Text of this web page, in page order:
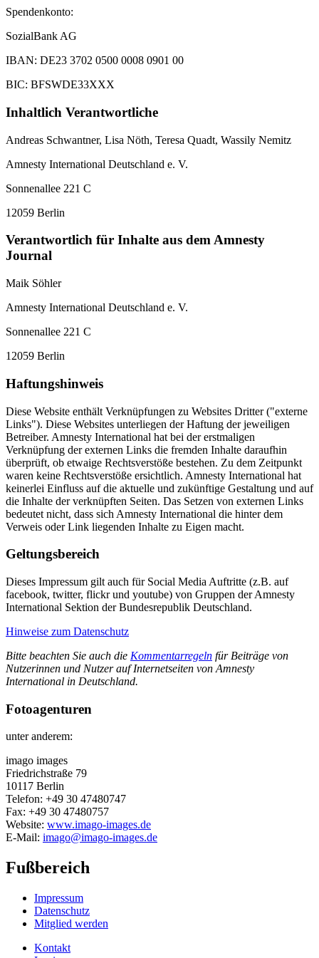
Spendenkonto:
SozialBank AG
IBAN: DE23 3702 0500 0008 0901 00
BIC: BFSWDE33XXX
Inhaltlich Verantwortliche
Andreas Schwantner, Lisa Nöth, Teresa Quadt, Wassily Nemitz
Amnesty International Deutschland e. V.
Sonnenallee 221 C
12059 Berlin
Verantwortlich für Inhalte aus dem Amnesty
Journal
Maik Söhler
Amnesty International Deutschland e. V.
Sonnenallee 221 C
12059 Berlin
Haftungshinweis
Diese Website enthält Verknüpfungen zu Websites Dritter ("externe
Links"). Diese Websites unterliegen der Haftung der jeweiligen
Betreiber. Amnesty International hat bei der erstmaligen
Verknüpfung der externen Links die fremden Inhalte daraufhin
überprüft, ob etwaige Rechtsverstöße bestehen. Zu dem Zeitpunkt
waren keine Rechtsverstöße ersichtlich. Amnesty International hat
keinerlei Einfluss auf die aktuelle und zukünftige Gestaltung und auf
die Inhalte der verknüpften Seiten. Das Setzen von externen Links
bedeutet nicht, dass sich Amnesty International die hinter dem
Verweis oder Link liegenden Inhalte zu Eigen macht.
Geltungsbereich
Dieses Impressum gilt auch für Social Media Auftritte (z.B. auf
facebook, twitter, flickr und youtube) von Gruppen der Amnesty
International Sektion der Bundesrepublik Deutschland.
Hinweise zum Datenschutz
Bitte beachten Sie auch die Kommentarregeln für Beiträge von
Nutzerinnen und Nutzer auf Internetseiten von Amnesty
International in Deutschland.
Fotoagenturen
unter anderem:
imago images
Friedrichstraße 79
10117 Berlin
Telefon: +49 30 47480747
Fax: +49 30 47480757
Website: www.imago-images.de
E-Mail: imago@imago-images.de
Fußbereich
Impressum
Datenschutz
Mitglied werden
Kontakt